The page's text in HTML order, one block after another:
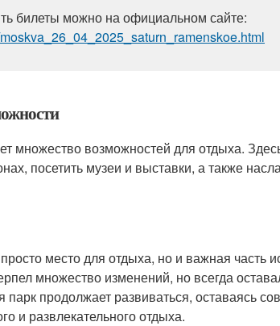
билеты можно на официальном сайте:
множество возможностей для отдыха.
посетить музеи и выставки, а также
место для отдыха, но и важная часть
множество изменений, но всегда
парк продолжает развиваться, оставаясь
и развлекательного отдыха.